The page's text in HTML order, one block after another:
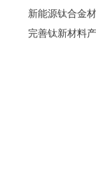
新能源钛合金
完善钛新材料